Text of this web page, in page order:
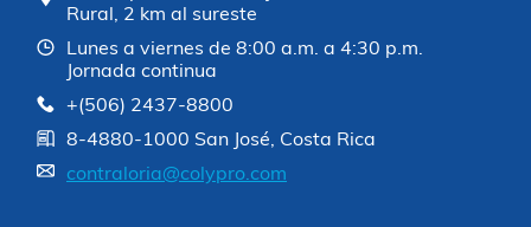
Rural, 2 km al sureste
Lunes a viernes de 8:00 a.m. a 4:30 p.m.
Jornada continua
+(506) 2437-8800
8-4880-1000 San José, Costa Rica
contraloria@colypro.com